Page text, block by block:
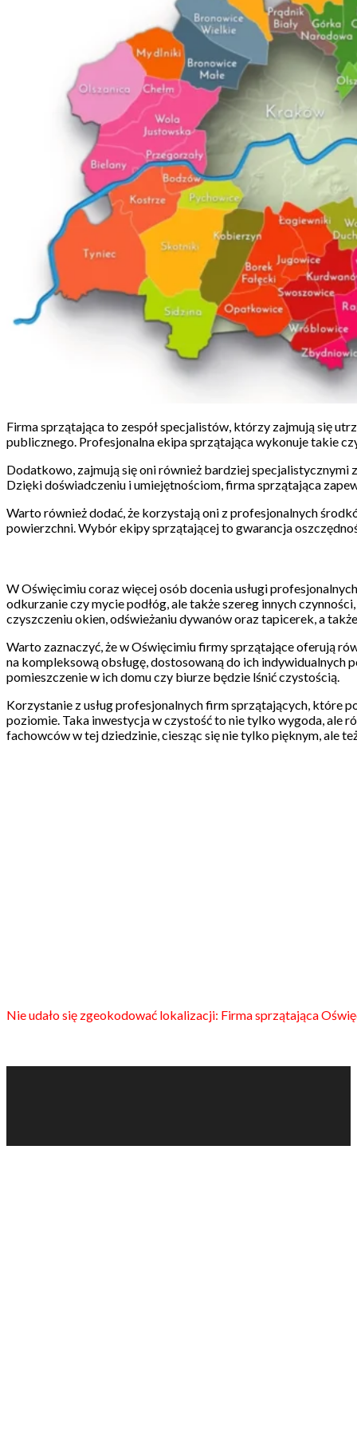
Firma sprzątająca to zespół specjalistów, którzy zajmują się
publicznego. Profesjonalna ekipa sprzątająca wykonuje takie
Dodatkowo, zajmują się oni również bardziej
Dzięki doświadczeniu i umiejętnościom, firma sprzątająca
Warto również dodać, że korzystają oni z profesjonalnych
powierzchni. Wybór ekipy sprzątającej to gwarancja
W Oświęcimiu coraz więcej osób docenia usługi
odkurzanie czy mycie podłóg, ale także szereg innych
czyszczeniu okien, odświeżaniu dywanów oraz tapicerek, a
Warto zaznaczyć, że w Oświęcimiu firmy sprzątające oferują
na kompleksową obsługę, dostosowaną do ich indywidualnych
pomieszczenie w ich domu czy biurze będzie lśnić czystością.
Korzystanie z usług profesjonalnych firm sprzątających, które
poziomie. Taka inwestycja w czystość to nie tylko wygoda, ale
fachowców w tej dziedzinie, ciesząc się nie tylko pięknym, ale
Nie udało się zgeokodować lokalizacji: Firma sprzątająca